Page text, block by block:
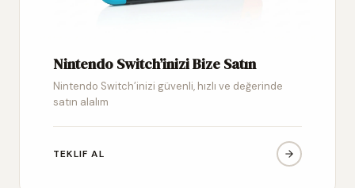
Nintendo Switch’inizi Bize Satın
Nintendo Switch’inizi güvenli, hızlı ve değerinde
satın alalım
TEKLIF AL